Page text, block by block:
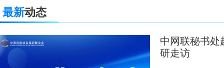
最新动态
中网联秘书处
研走访